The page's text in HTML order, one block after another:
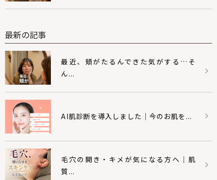
最新の記事
最近、頬がたるんできた気がする…そ
ん...
AI肌診断を導入しました｜今のお肌を...
毛穴の開き・キメが気になる方へ｜肌
質...